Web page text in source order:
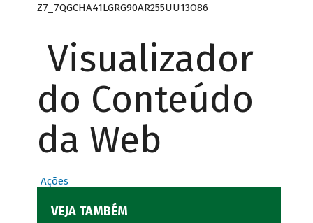
Z7_7QGCHA41LGRG90AR255UU13O86
Visualizador
do Conteúdo
da Web
Ações
VEJA TAMBÉM